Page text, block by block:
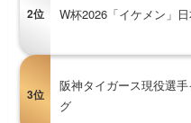
2位 W杯2026「イケメン」
3位
阪神タイガース現役選
グ